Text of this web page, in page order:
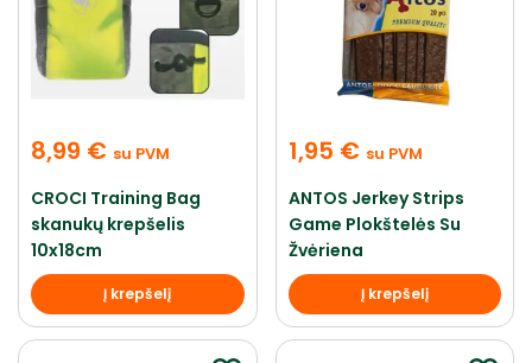
8,99 € su PVM
CROCI Training Bag
skanukų krepšelis
10x18cm
Į krepšelį
1,95 € su PVM
ANTOS Jerkey Strips
Game Plokštelės Su
Žvėriena
Į krepšelį